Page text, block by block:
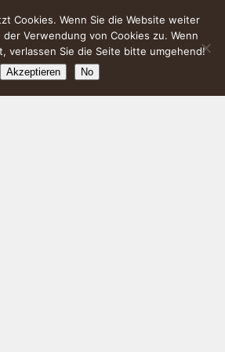
Cookies. Wenn Sie die Website weiter
Verwendung von Cookies zu. Wenn
verlassen Sie die Seite bitte umgehend!
Akzeptieren No